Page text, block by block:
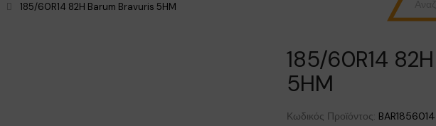
185/60R14 82H Barum Bravuris 5HM
185/60R14
5HM
Κωδικός Προϊόντος: BAR1856014